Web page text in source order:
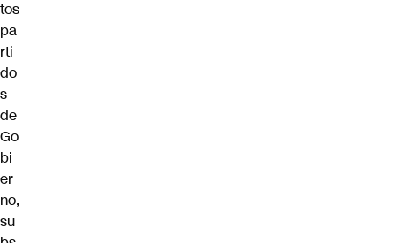
tos
pa
rti
do
s
de
Go
bi
er
no,
su